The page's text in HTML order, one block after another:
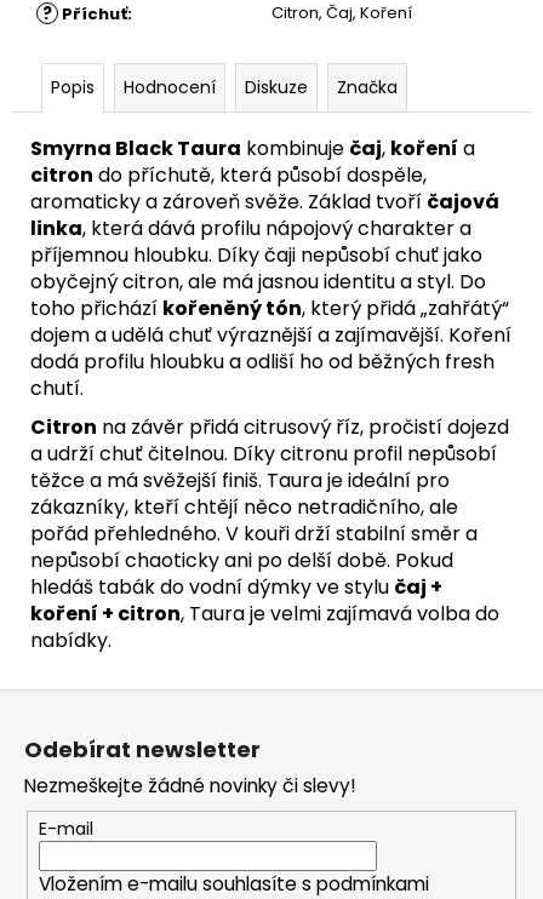
? Příchuť: Citron, Čaj, Koření
Popis Hodnocení Diskuze Značka
Smyrna Black Taura kombinuje čaj, koření a
citron do příchutě, která působí dospěle,
aromaticky a zároveň svěže. Základ tvoří čajová
linka, která dává profilu nápojový charakter a
příjemnou hloubku. Díky čaji nepůsobí chuť jako
obyčejný citron, ale má jasnou identitu a styl. Do
toho přichází kořeněný tón, který přidá „zahřátý“
dojem a udělá chuť výraznější a zajímavější. Koření
dodá profilu hloubku a odliší ho od běžných fresh
chutí.
Citron na závěr přidá citrusový říz, pročistí dojezd
a udrží chuť čitelnou. Díky citronu profil nepůsobí
těžce a má svěžejší finiš. Taura je ideální pro
zákazníky, kteří chtějí něco netradičního, ale
pořád přehledného. V kouři drží stabilní směr a
nepůsobí chaoticky ani po delší době. Pokud
hledáš tabák do vodní dýmky ve stylu čaj +
koření + citron, Taura je velmi zajímavá volba do
nabídky.
Odebírat newsletter
Nezmeškejte žádné novinky či slevy!
E-mail
Vložením e-mailu souhlasíte s podmínkami